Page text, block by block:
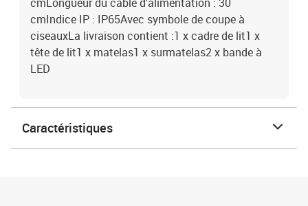
cmIndice IP : IP65Avec symbole de coupe à
ciseauxLa livraison contient :1 x cadre de lit1 x
tête de lit1 x matelas1 x surmatelas2 x bande à
LED
Caractéristiques